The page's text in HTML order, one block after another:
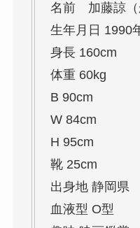
名前 加藤諒（
生年月日 1990
身長 160cm
体重 60kg
B 90cm
W 84cm
H 95cm
靴 25cm
出身地 静岡県
血液型 O型